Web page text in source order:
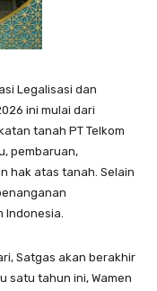
Legalisasi dan
ini mulai dari
tanah PT Telkom
pembaruan,
hak atas tanah. Selain
Indonesia.
Satgas akan berakhir
satu tahun ini, Wamen